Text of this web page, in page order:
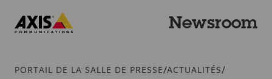
contenu
Newsroom
Fil
PORTAIL DE LA SALLE DE PRESSE/ACTUALITÉS/